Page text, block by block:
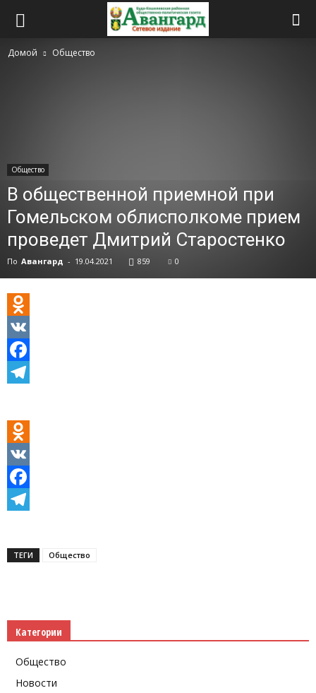
Домой Общество
Общество
В общественной приемной при
Гомельском облисполкоме прием
проведет Дмитрий Старостенко
По Авангард - 19.04.2021 859 0
Odnoklassniki
VK
Facebook
Odnoklassniki
VK
Facebook
ТЕГИ Общество
Категории
Общество
Новости